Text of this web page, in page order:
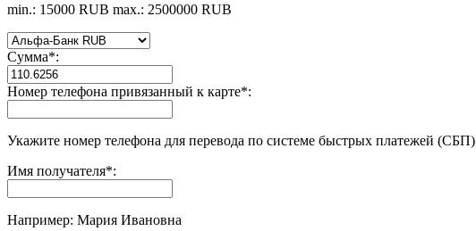
min.: 15000 RUB max.: 2500000 RUB
Сумма*:
Номер телефона привязанный к карте*:
Укажите номер телефона для перевода по системе быстрых платежей (СБП)
Имя получателя*:
Например: Мария Ивановна